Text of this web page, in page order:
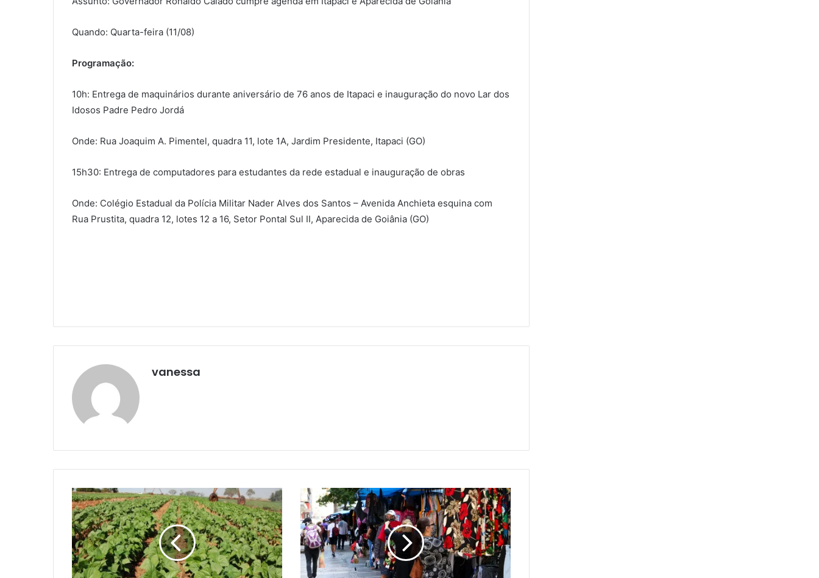
Quando: Quarta-feira (11/08)
Programação:
10h: Entrega de maquinários durante aniversário de 76 anos de Itapaci e inauguração do novo Lar dos
Idosos Padre Pedro Jordá
Onde: Rua Joaquim A. Pimentel, quadra 11, lote 1A, Jardim Presidente, Itapaci (GO)
15h30: Entrega de computadores para estudantes da rede estadual e inauguração de obras
Onde: Colégio Estadual da Polícia Militar Nader Alves dos Santos – Avenida Anchieta esquina com
Rua Prustita, quadra 12, lotes 12 a 16, Setor Pontal Sul II, Aparecida de Goiânia (GO)
vanessa